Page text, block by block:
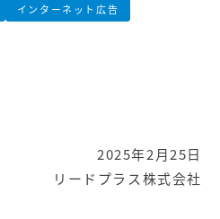
グ
HubSpot導入・運用
One モバ
インターネット広告
2025年2月25日
リードプラス株式会社